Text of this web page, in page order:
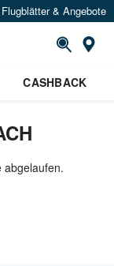
& Angebote
CASHBACK
abgelaufen.